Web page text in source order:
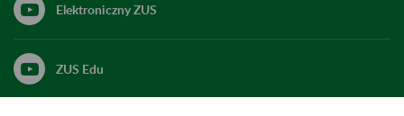
Elektroniczny ZUS
ZUS Edu